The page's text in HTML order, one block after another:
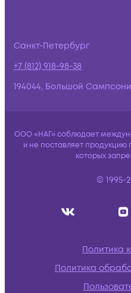
Санкт-Петербург
+7 (812) 918-98-38
194044, Большой
ООО «НАГ» соблюдает
и не поставляет продукцию
которых
© 1995-
Политика
Политика